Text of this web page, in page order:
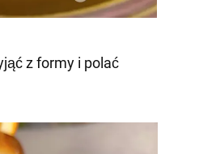
z formy i polać